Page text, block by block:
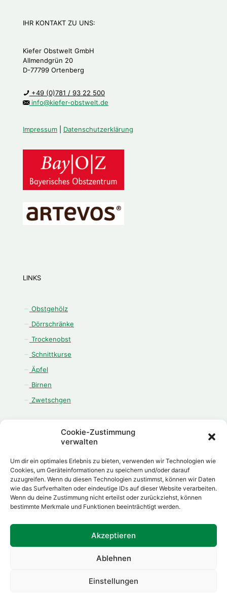
Cookie-Zustimmung
verwalten
Um dir ein optimales Erlebnis zu bieten, verwenden wir Technologien wie
Cookies, um Geräteinformationen zu speichern und/oder darauf
zuzugreifen. Wenn du diesen Technologien zustimmst, können wir Daten
wie das Surfverhalten oder eindeutige IDs auf dieser Website verarbeiten.
Wenn du deine Zustimmung nicht erteilst oder zurückziehst, können
bestimmte Merkmale und Funktionen beeinträchtigt werden.
Akzeptieren
Ablehnen
Einstellungen
IHR KONTAKT ZU UNS:
Kiefer Obstwelt GmbH
Allmendgrün 20
D-77799 Ortenberg
+49 (0)781 / 93 22 500
info@kiefer-obstwelt.de
Impressum Datenschutzerklärung
LINKS
Obstgehölz
Dörrschränke
Trockenobst
Schnittkurse
Äpfel
Birnen
Zwetschgen
ÖFFNUNGSZEITEN
Montag - Freitag:
08.00 Uhr - 12.00 Uhr
13.00 Uhr - 18.00 Uhr
Samstag: